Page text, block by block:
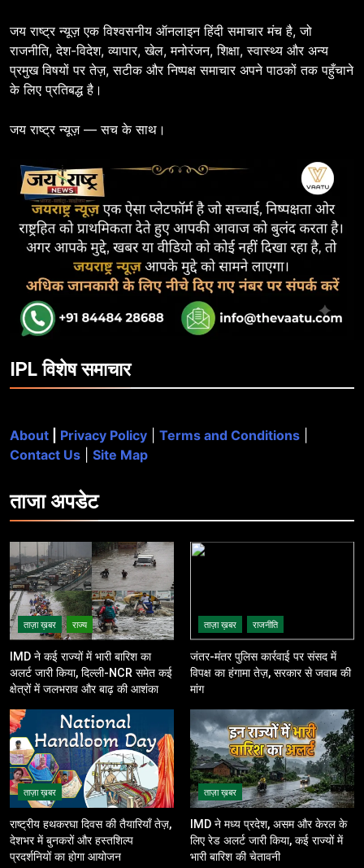
जय राष्ट्र न्यूज़ एक विश्वसनीय ऑनलाइन हिंदी समाचार मंच है, जो
राजनीति, देश-विदेश, व्यापार, खेल, मनोरंजन, शिक्षा, स्वास्थ्य और अन्य
प्रमुख विषयों पर तेज़, सटीक और निष्पक्ष समाचार अपने पाठकों तक पहुँचाने
के लिए प्रतिबद्ध है।
जय राष्ट्र न्यूज़ — सच के साथ।
IPL विशेष समाचार
About Privacy Policy Terms and Conditions
Contact Us
Site Map
ताजाअपडेट
ताज़ा ख़बर राज्य
IMD ने कई राज्यों में भारी बारिश का
अलर्ट जारी किया, दिल्ली-NCR समेत कई
क्षेत्रों में जलभराव और बाढ़ की आशंका
ताज़ा ख़बर राजनीति
जंतर-मंतर पुलिस कार्रवाई पर संसद में
विपक्ष का हंगामा तेज़, सरकार से जवाब की
मांग
ताज़ा ख़बर
राष्ट्रीय हथकरघा दिवस की तैयारियाँ तेज़,
देशभर में बुनकरों और हस्तशिल्प
प्रदर्शनियों का होगा आयोजन
ताज़ा ख़बर
IMD ने मध्य प्रदेश, असम और केरल के
लिए रेड अलर्ट जारी किया, कई राज्यों में
भारी बारिश की चेतावनी